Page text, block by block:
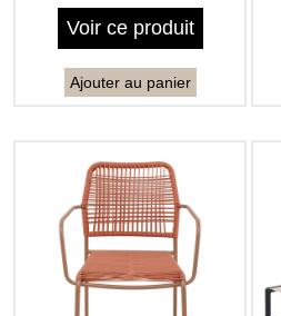
Voir ce produit
Ajouter au panier